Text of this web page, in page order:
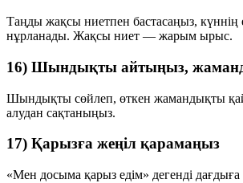
Таңды жақсы ниетпен бастасаңыз, күннің
нұрланады. Жақсы ниет — жарым ырыс.
16) Шындықты айтыңыз,
Шындықты сөйлеп, өткен жамандықты
алудан сақтаныңыз.
17) Қарызға жеңіл қарамаңыз
«Мен досыма қарыз едім» дегенді